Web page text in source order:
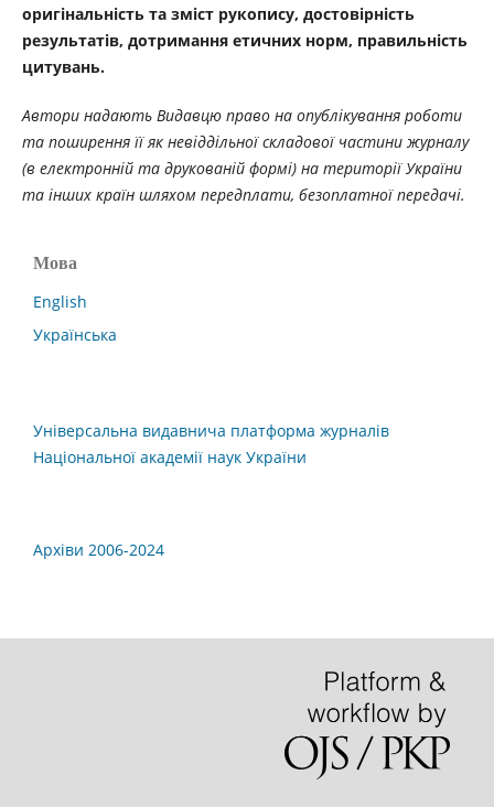
оригінальність та зміст рукопису, достовірність
результатів, дотримання етичних норм, правильність
цитувань.
Автори надають Видавцю право на опублікування роботи
та поширення її як невіддільної складової частини журналу
(в електронній та друкованій формі) на території України
та інших країн шляхом передплати, безоплатної передачі.
Мова
English
Українська
Універсальна видавнича платформа журналів
Національної академії наук України
Архіви 2006-2024